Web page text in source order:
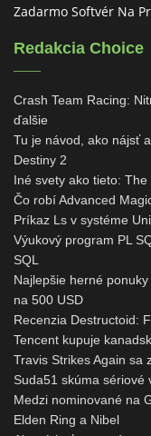
Zadarmo Softvér Na
Redakcia Choice
Crash Team Racing:
ďalšie
Tu je návod, ako nájsť
Destiny 2
Iné svety ako tieto: The
Čo robí Advanced
Príkaz Ls v systéme
Výukový program PL
SQL
Najlepšie herné
na 500 USD
Recenzia Destructoid:
Tencent kupuje
Travis Strikes Again sa
Suda51 skúma sériové
Medzi nominované na
Elden Ring a Nibel